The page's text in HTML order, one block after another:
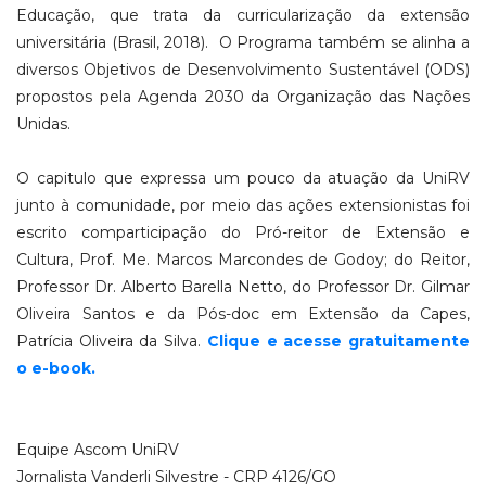
Educa­ção, que trata da curricularização da extensão
universitária (Brasil, 2018). O Programa também se alinha a
diversos Obje­tivos de Desenvolvimento Sustentável (ODS)
propostos pela Agenda 2030 da Organização das Nações
Unidas.
O capitulo que expressa um pouco da atuação da UniRV
junto à comunidade, por meio das ações extensionistas foi
escrito comparticipação do Pró-reitor de Extensão e
Cultura, Prof. Me. Marcos Marcondes de Godoy; do Reitor,
Professor Dr. Alberto Barella Netto, do Professor Dr. Gilmar
Oliveira Santos e da Pós-doc em Extensão da Capes,
Patrícia Oliveira da Silva. Clique e acesse gratuitamente
o e-book.
Equipe Ascom UniRV
Jornalista Vanderli Silvestre - CRP 4126/GO